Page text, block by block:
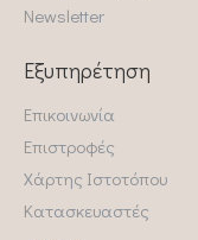
Newsletter
Εξυπηρέτηση
Επικοινωνία
Επιστροφές
Χάρτης Ιστοτόπου
Κατασκευαστές